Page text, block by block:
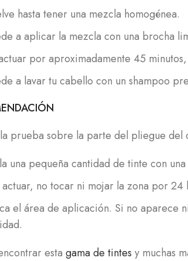
hasta tener una mezcla homogénea.
a aplicar la mezcla con una brocha
por aproximadamente 45
a lavar tu cabello con un shampoo
prueba sobre la parte del pliegue del
una pequeña cantidad de tinte con
no tocar ni mojar la zona por 24
el área de aplicación. Si no aparece
esta gama de tintes y muchas